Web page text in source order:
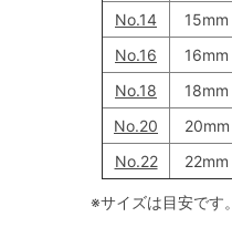
No.14
15mm
No.16
16mm
No.18
18mm
No.20
20mm
No.22
22mm
※サイズは目安です。